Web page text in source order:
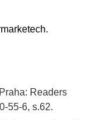
Readers
55-6, s.62.